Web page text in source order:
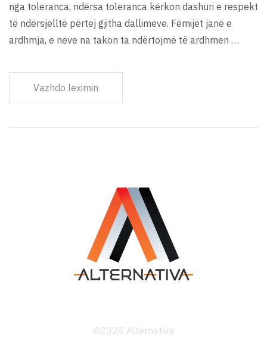
nga toleranca, ndërsa toleranca kërkon dashuri e respekt
të ndërsjelltë përtej gjitha dallimeve. Fëmijët janë e
ardhmja, e neve na takon ta ndërtojmë të ardhmen …
Vazhdo leximin
©2024 Alternativa